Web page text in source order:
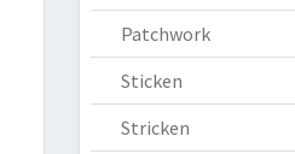
Patchwork
Sticken
Stricken